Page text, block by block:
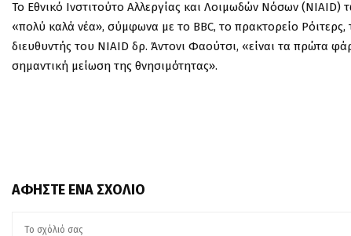
Το Εθνικό Ινστιτούτο Αλλεργίας και Λοιμωδών Νόσων
«πολύ καλά νέα», σύμφωνα με το BBC, το πρακτορείο
διευθυντής του NIAID δρ. Άντονι Φαούτσι, «είναι τα πρώτα
σημαντική μείωση της θνησιμότητας».
ΑΦΉΣΤΕ ΈΝΑ ΣΧΌΛΙΟ